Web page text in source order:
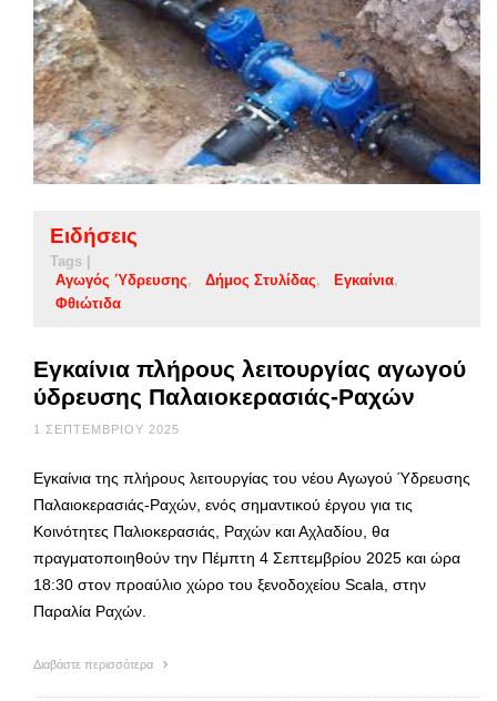
Ειδήσεις
Tags |
Αγωγός Ύδρευσης
Δήμος Στυλίδας
Εγκαίνια
Φθιώτιδα
Εγκαίνια πλήρους λειτουργίας αγωγού
ύδρευσης Παλαιοκερασιάς-Ραχών
1 ΣΕΠΤΕΜΒΡΊΟΥ 2025
Eγκαίνια της πλήρους λειτουργίας του νέου Αγωγού Ύδρευσης
Παλαιοκερασιάς-Ραχών, ενός σημαντικού έργου για τις
Κοινότητες Παλιοκερασιάς, Ραχών και Αχλαδίου, θα
πραγματοποιηθούν την Πέμπτη 4 Σεπτεμβρίου 2025 και ώρα
18:30 στον προαύλιο χώρο του ξενοδοχείου Scala, στην
Παραλία Ραχών.
Διαβάστε περισσότερα